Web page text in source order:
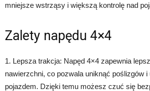
mniejsze wstrząsy i większą kontrolę nad
Zalety napędu 4×4
1. Lepsza trakcja: Napęd 4×4 zapewnia
nawierzchni, co pozwala uniknąć poślizgów i
pojazdem. Dzięki temu możesz czuć się